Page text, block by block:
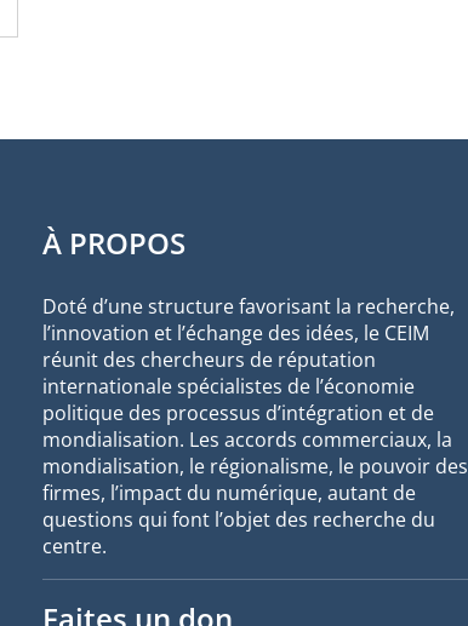
À PROPOS
Doté d’une structure favorisant la recherche,
l’innovation et l’échange des idées, le CEIM
réunit des chercheurs de réputation
internationale spécialistes de l’économie
politique des processus d’intégration et de
mondialisation. Les accords commerciaux, la
mondialisation, le régionalisme, le pouvoir des
firmes, l’impact du numérique, autant de
questions qui font l’objet des recherche du
centre.
Faites un don